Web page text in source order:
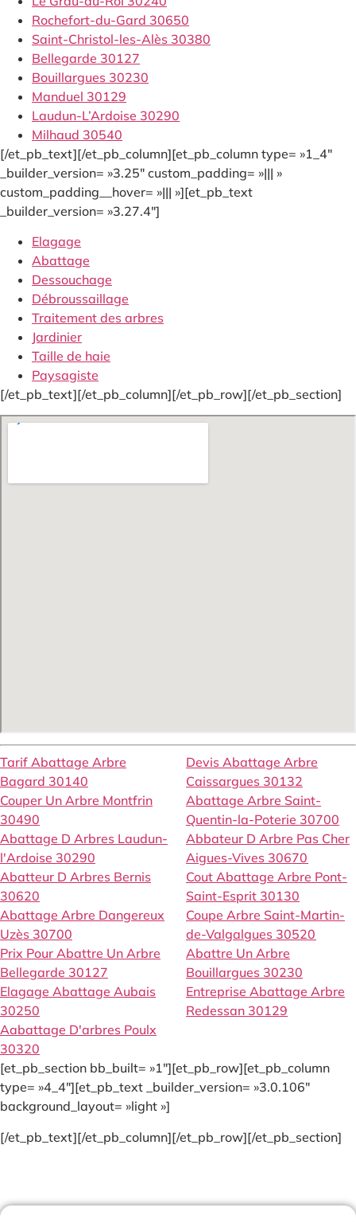
Rochefort-du-Gard 30650
Saint-Christol-les-Alès 30380
Bellegarde 30127
Bouillargues 30230
Manduel 30129
Laudun-L’Ardoise 30290
Milhaud 30540
[/et_pb_text][/et_pb_column][et_pb_column type= »1_4″
_builder_version= »3.25″ custom_padding= »||| »
custom_padding__hover= »||| »][et_pb_text
_builder_version= »3.27.4″]
Elagage
Abattage
Dessouchage
Débroussaillage
Traitement des arbres
Jardinier
Taille de haie
Paysagiste
[/et_pb_text][/et_pb_column][/et_pb_row][/et_pb_section]
Tarif Abattage Arbre
Bagard 30140
Couper Un Arbre Montfrin
30490
Abattage D Arbres Laudun-
l'Ardoise 30290
Abatteur D Arbres Bernis
30620
Abattage Arbre Dangereux
Uzès 30700
Prix Pour Abattre Un Arbre
Bellegarde 30127
Elagage Abattage Aubais
30250
Aabattage D'arbres Poulx
30320
Devis Abattage Arbre
Caissargues 30132
Abattage Arbre Saint-
Quentin-la-Poterie 30700
Abbateur D Arbre Pas Cher
Aigues-Vives 30670
Cout Abattage Arbre Pont-
Saint-Esprit 30130
Coupe Arbre Saint-Martin-
de-Valgalgues 30520
Abattre Un Arbre
Bouillargues 30230
Entreprise Abattage Arbre
Redessan 30129
[et_pb_section bb_built= »1″][et_pb_row][et_pb_column
type= »4_4″][et_pb_text _builder_version= »3.0.106″
background_layout= »light »]
[/et_pb_text][/et_pb_column][/et_pb_row][/et_pb_section]